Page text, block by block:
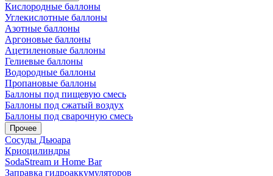
Кислородные баллоны
Углекислотные баллоны
Азотные баллоны
Аргоновые баллоны
Ацетиленовые баллоны
Гелиевые баллоны
Водородные баллоны
Пропановые баллоны
Баллоны под пищевую смесь
Баллоны под сжатый воздух
Баллоны под сварочную смесь
Прочее
Сосуды Дьюара
Криоцилиндры
SodaStream и Home Bar
Заправка гидроаккумуляторов